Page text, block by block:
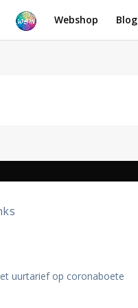
Webshop Blog
uurtarief op coronaboete